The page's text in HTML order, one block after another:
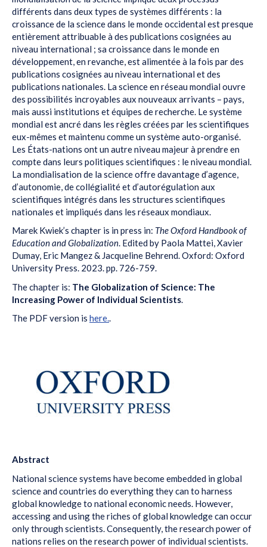
différents dans deux types de systèmes différents : la
croissance de la science dans le monde occidental est presque
entièrement attribuable à des publications cosignées au
niveau international ; sa croissance dans le monde en
développement, en revanche, est alimentée à la fois par des
publications cosignées au niveau international et des
publications nationales. La science en réseau mondial ouvre
des possibilités incroyables aux nouveaux arrivants – pays,
mais aussi institutions et équipes de recherche. Le système
mondial est ancré dans les règles créées par les scientifiques
eux-mêmes et maintenu comme un système auto-organisé.
Les États-nations ont un autre niveau majeur à prendre en
compte dans leurs politiques scientifiques : le niveau mondial.
La mondialisation de la science offre davantage d’agence,
d’autonomie, de collégialité et d’autorégulation aux
scientifiques intégrés dans les structures scientifiques
nationales et impliqués dans les réseaux mondiaux.
Marek Kwiek’s chapter is in press in: The Oxford Handbook of
Education and Globalization. Edited by Paola Mattei, Xavier
Dumay, Eric Mangez & Jacqueline Behrend. Oxford: Oxford
University Press. 2023. pp. 726-759.
The chapter is: The Globalization of Science: The
Increasing Power of Individual Scientists
The PDF version is here..
Abstract
National science systems have become embedded in global
science and countries do everything they can to harness
global knowledge to national economic needs. However,
accessing and using the riches of global knowledge can occur
only through scientists. Consequently, the research power of
nations relies on the research power of individual scientists.